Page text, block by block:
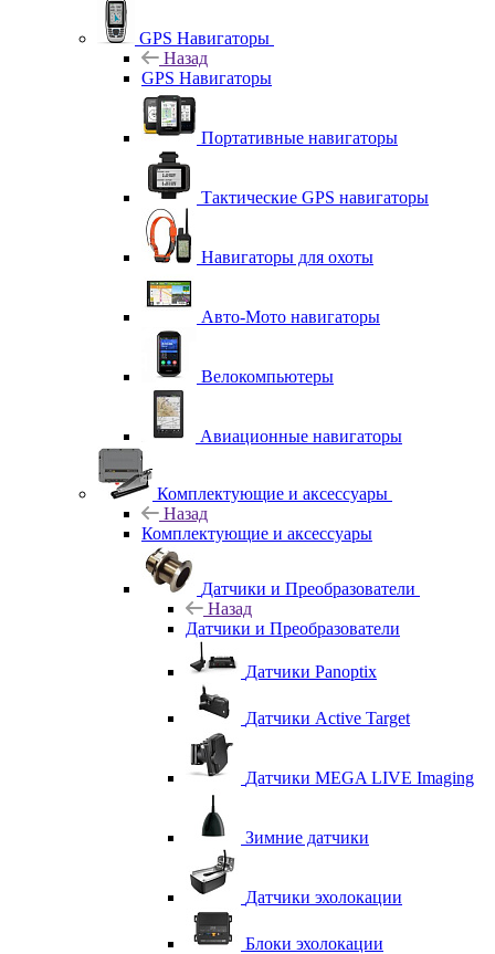
GPS Навигаторы
Назад
GPS Навигаторы
Портативные навигаторы
Тактические GPS навигаторы
Навигаторы для охоты
Авто-Мото навигаторы
Велокомпьютеры
Авиационные навигаторы
Комплектующие и аксессуары
Назад
Комплектующие и аксессуары
Датчики и Преобразователи
Назад
Датчики и Преобразователи
Датчики Panoptix
Датчики Active Target
Датчики MEGA LIVE Imaging
Зимние датчики
Датчики эхолокации
Блоки эхолокации